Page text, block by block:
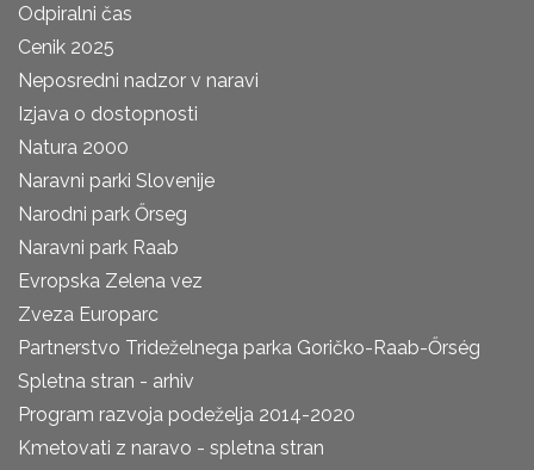
Odpiralni čas
Cenik 2025
Neposredni nadzor v naravi
Izjava o dostopnosti
Natura 2000
Naravni parki Slovenije
Narodni park Őrseg
Naravni park Raab
Evropska Zelena vez
Zveza Europarc
Partnerstvo Trideželnega parka Goričko-Raab-Őrség
Spletna stran - arhiv
Program razvoja podeželja 2014-2020
Kmetovati z naravo - spletna stran